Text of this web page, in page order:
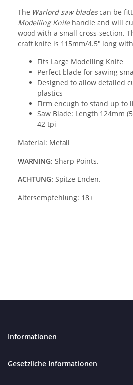
The Warlord saw bladescan be
Modelling Knifehandle and will
wood with a small cross-section.
craft knife is 115mm/4.5" long
Fits Large Modelling Knife
Perfect blade for sawing
Designed to allow detailed
plastics
Firm enough to stand up to
Saw Blade: Length 124mm
42 tpi
Material: Metall
WARNING: Sharp Points.
ACHTUNG: Spitze Enden.
Altersempfehlung: 18+
Informationen
Gesetzliche Informationen